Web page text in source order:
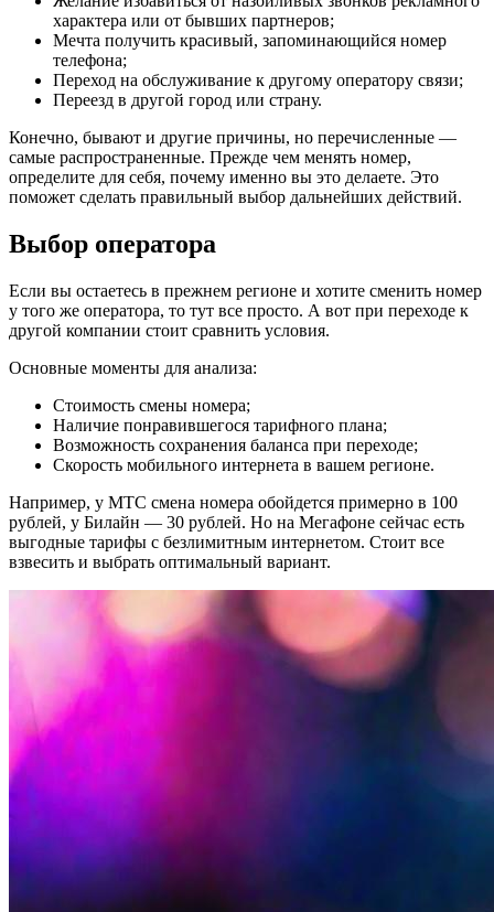
характера или от бывших партнеров;
Мечта получить красивый, запоминающийся номер
телефона;
Переход на обслуживание к другому оператору связи;
Переезд в другой город или страну.
Конечно, бывают и другие причины, но перечисленные —
самые распространенные. Прежде чем менять номер,
определите для себя, почему именно вы это делаете. Это
поможет сделать правильный выбор дальнейших действий.
Выбор оператора
Если вы остаетесь в прежнем регионе и хотите сменить номер
у того же оператора, то тут все просто. А вот при переходе к
другой компании стоит сравнить условия.
Основные моменты для анализа:
Стоимость смены номера;
Наличие понравившегося тарифного плана;
Возможность сохранения баланса при переходе;
Скорость мобильного интернета в вашем регионе.
Например, у МТС смена номера обойдется примерно в 100
рублей, у Билайн — 30 рублей. Но на Мегафоне сейчас есть
выгодные тарифы с безлимитным интернетом. Стоит все
взвесить и выбрать оптимальный вариант.